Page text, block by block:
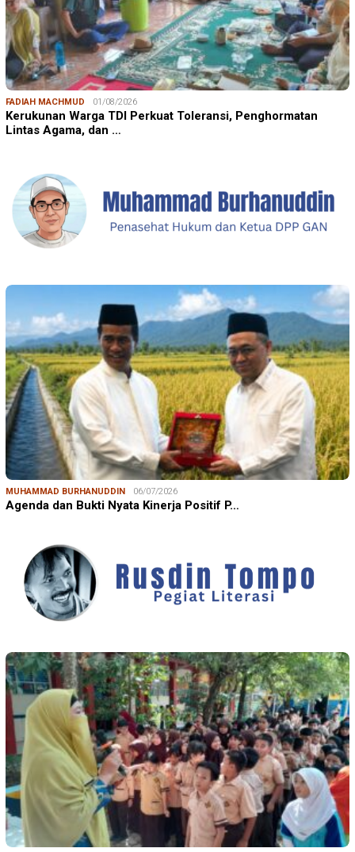
FADIAH MACHMUD 01/08/2026
Kerukunan Warga TDI Perkuat Toleransi, Penghormatan
Lintas Agama, dan …
MUHAMMAD BURHANUDDIN 06/07/2026
Agenda dan Bukti Nyata Kinerja Positif P…